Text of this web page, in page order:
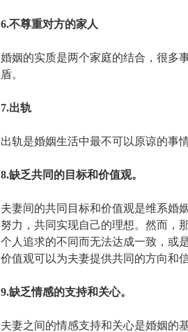
6.不尊重对方的家人
婚姻的实质是两个家庭的结合，很多
盾。
7.出轨
出轨是婚姻生活中最不可以原谅的事
8.缺乏共同的目标和价值观。
夫妻间的共同目标和价值观是维系婚
努力，共同实现自己的理想。然而，
个人追求的不同而无法达成一致，或
价值观可以为夫妻提供共同的方向和
9.缺乏情感的支持和关心。
夫妻之间的情感支持和关心是婚姻的